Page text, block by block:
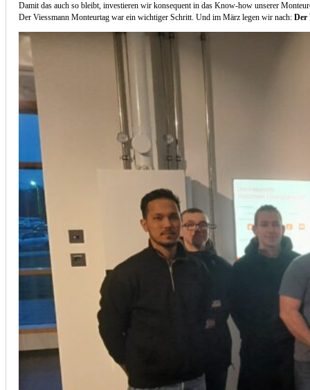
Damit das auch so bleibt, investieren wir konsequent in das Know-how unserer
Der Viessmann Monteurtag war ein wichtiger Schritt. Und im März legen wir nach:Der
Installation von Klimaanlagen
SERVICE
Wir legen großen Wert auf Qualität und
Kundenzufriedenheit. Bei der Installation von
Klimaanlagen verwenden wir nur hochwertige
Produkte führender Hersteller und gewährleisten,
dass jede Installation nicht nur effizient, sondern
auch energieeinsparend ist.